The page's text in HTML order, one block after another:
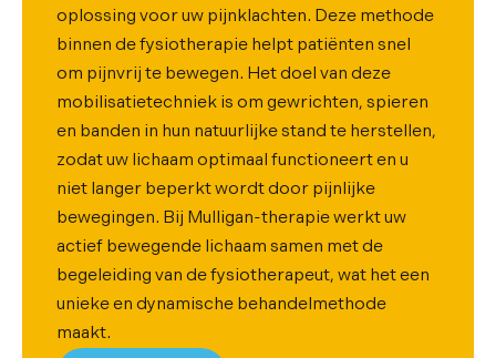
oplossing voor uw pijnklachten. Deze methode
binnen de fysiotherapie helpt patiënten snel
om pijnvrij te bewegen. Het doel van deze
mobilisatietechniek is om gewrichten, spieren
en banden in hun natuurlijke stand te herstellen,
zodat uw lichaam optimaal functioneert en u
niet langer beperkt wordt door pijnlijke
bewegingen. Bij Mulligan-therapie werkt uw
actief bewegende lichaam samen met de
begeleiding van de fysiotherapeut, wat het een
unieke en dynamische behandelmethode
maakt.